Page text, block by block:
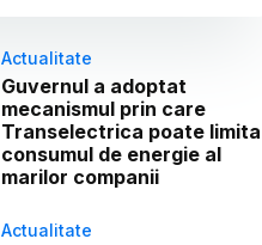
Actualitate
Guvernul a adoptat
mecanismul prin care
Transelectrica poate limita
consumul de energie al
marilor companii
Actualitate